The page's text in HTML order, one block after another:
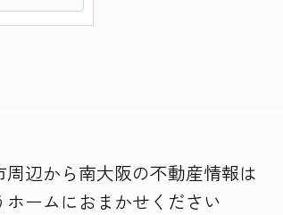
周辺から南大阪の不動産情報は
ホームにおまかせください